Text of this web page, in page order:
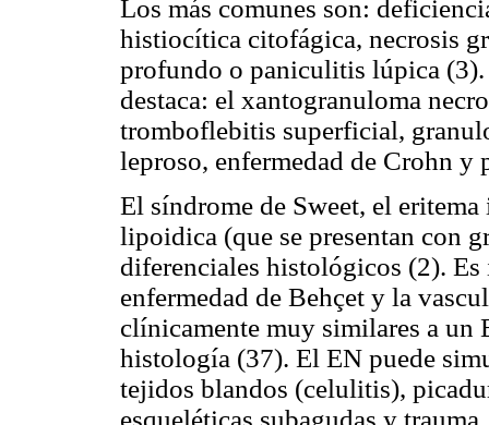
Los más comunes son:
histiocítica citofágica, necrosis
profundo o paniculitis lúpica (3).
destaca: el xantogranuloma
tromboflebitis superficial,
leproso, enfermedad de Crohn y
El síndrome de Sweet, el
lipoidica (que se presentan con
diferenciales histológicos (2).
enfermedad de Behçet y la
clínicamente muy similares a un
histología (37). El EN puede
tejidos blandos (celulitis),